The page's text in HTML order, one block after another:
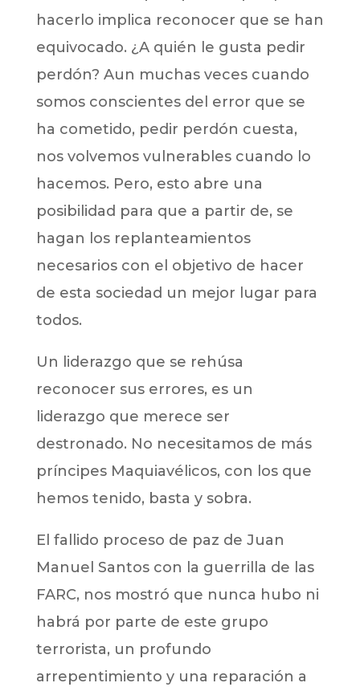
hacerlo implica reconocer que se han
equivocado. ¿A quién le gusta pedir
perdón? Aun muchas veces cuando
somos conscientes del error que se
ha cometido, pedir perdón cuesta,
nos volvemos vulnerables cuando lo
hacemos. Pero, esto abre una
posibilidad para que a partir de, se
hagan los replanteamientos
necesarios con el objetivo de hacer
de esta sociedad un mejor lugar para
todos.
Un liderazgo que se rehúsa
reconocer sus errores, es un
liderazgo que merece ser
destronado. No necesitamos de más
príncipes Maquiavélicos, con los que
hemos tenido, basta y sobra.
El fallido proceso de paz de Juan
Manuel Santos con la guerrilla de las
FARC, nos mostró que nunca hubo ni
habrá por parte de este grupo
terrorista, un profundo
arrepentimiento y una reparación a